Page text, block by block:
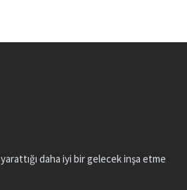
daha iyi bir gelecek inşa etme